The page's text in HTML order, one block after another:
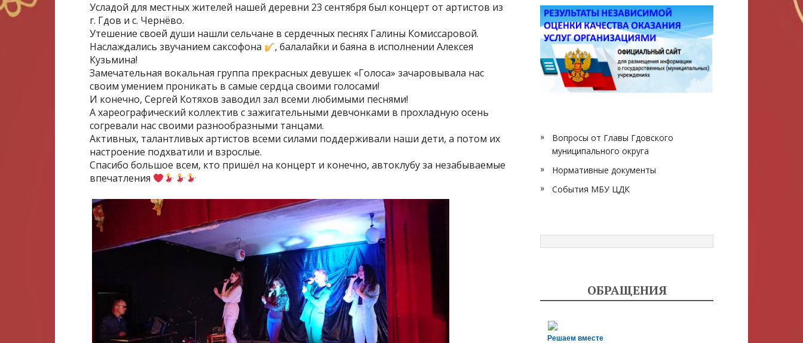
Усладой для местных жителей нашей деревни 23 сентября был концерт от артистов из
г. Гдов и с. Чернёво.
Утешение своей души нашли сельчане в сердечных песнях Галины Комиссаровой.
Наслаждались звучанием саксофона
, балалайки и баяна в исполнении Алексея
Кузьмина!
Замечательная вокальная группа прекрасных девушек «Голоса» зачаровывала нас
своим умением проникать в самые сердца своими голосами!
И конечно, Сергей Котяхов заводил зал всеми любимыми песнями!
А хареографический коллектив с зажигательными девчонками в прохладную осень
согревали нас своими разнообразными танцами.
Активных, талантливых артистов всеми силами поддерживали наши дети, а потом их
настроение подхватили и взрослые.
Спасибо большое всем, кто пришёл на концерт и конечно, автоклубу за незабываемые
впечатления
Вопросы от Главы Гдовского
муниципального округа
Нормативные документы
События МБУ ЦДК
ОБРАЩЕНИЯ
Решаем вместе